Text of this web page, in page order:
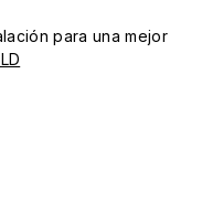
para una mejor